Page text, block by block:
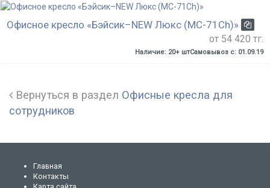
Офисное кресло «Бэйсик–NEW Люкс (MC-71Ch)»
от 54 420 тг.
Наличие: 20+ штСамовывоз с: 01.09.19
Вернуться в раздел Офисные кресла для
сотрудников
Главная
Контакты